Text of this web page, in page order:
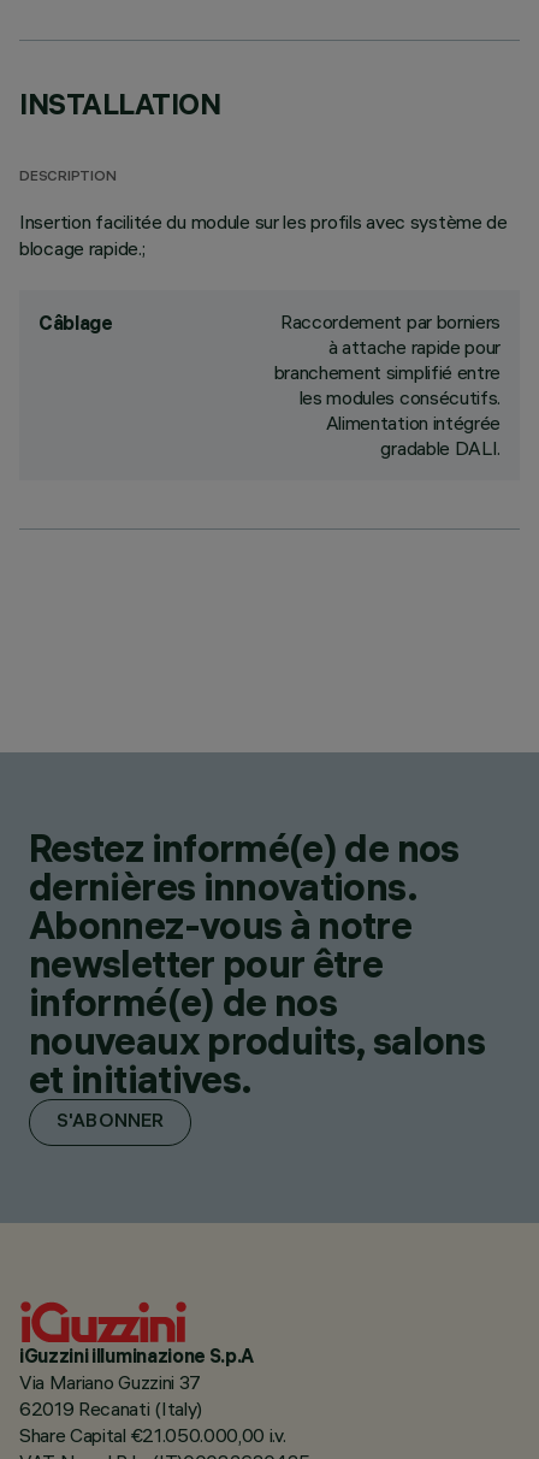
INSTALLATION
DESCRIPTION
Insertion facilitée du module sur les profils avec système de
blocage rapide.;
Câblage
Raccordement par borniers
à attache rapide pour
branchement simplifié entre
les modules consécutifs.
Alimentation intégrée
gradable DALI.
Restez informé(e) de nos
dernières innovations.
Abonnez-vous à notre
newsletter pour être
informé(e) de nos
nouveaux produits, salons
et initiatives.
S'ABONNER
iGuzzini illuminazione S.p.A
Via Mariano Guzzini 37
62019 Recanati (Italy)
Share Capital €21.050.000,00 i.v.